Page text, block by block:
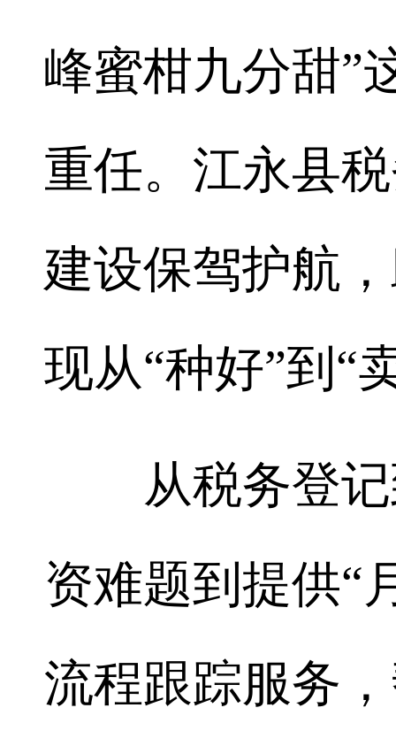
峰蜜柑九分甜”
重任。江永县
建设保驾护航
现从“种好”到“
从税务登记
资难题到提供“
流程跟踪服务